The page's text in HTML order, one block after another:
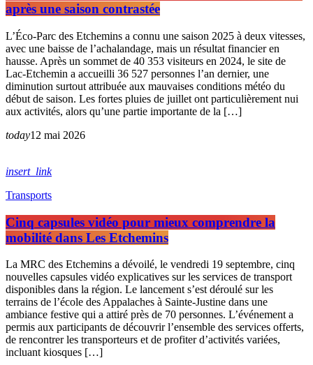
après une saison contrastée
L’Éco-Parc des Etchemins a connu une saison 2025 à deux vitesses,
avec une baisse de l’achalandage, mais un résultat financier en
hausse. Après un sommet de 40 353 visiteurs en 2024, le site de
Lac-Etchemin a accueilli 36 527 personnes l’an dernier, une
diminution surtout attribuée aux mauvaises conditions météo du
début de saison. Les fortes pluies de juillet ont particulièrement nui
aux activités, alors qu’une partie importante de la […]
today12 mai 2026
insert_link
Transports
Cinq capsules vidéo pour mieux comprendre la
mobilité dans Les Etchemins
La MRC des Etchemins a dévoilé, le vendredi 19 septembre, cinq
nouvelles capsules vidéo explicatives sur les services de transport
disponibles dans la région. Le lancement s’est déroulé sur les
terrains de l’école des Appalaches à Sainte-Justine dans une
ambiance festive qui a attiré près de 70 personnes. L’événement a
permis aux participants de découvrir l’ensemble des services offerts,
de rencontrer les transporteurs et de profiter d’activités variées,
incluant kiosques […]